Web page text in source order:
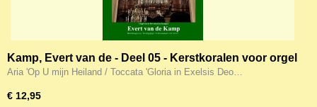
Kamp, Evert van de - Deel 05 - Kerstkoralen voor orgel
(1) (Noten)
Aria 'Op U mijn Heiland / Toccata 'Gloria in Exelsis Deo…
€ 12,95